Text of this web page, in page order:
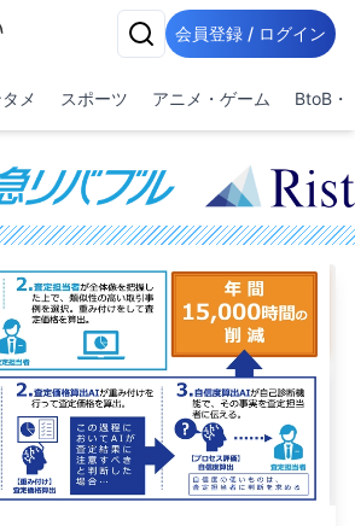
会員登録 / ログイン
メ スポーツ アニメ・ゲーム BtoB・